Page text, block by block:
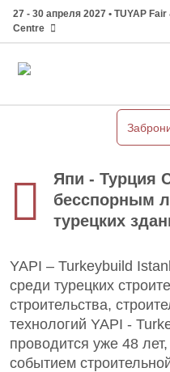
27 - 30 апреля 2027 • TUYAP
Centre
Япи - Турция
бесспорным
турецких
YAPI – Turkeybuild
среди турецких
строительства,
технологий YAPI -
проводится уже 48
событием